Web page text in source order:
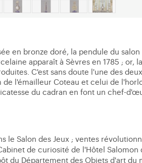
en bronze doré, la pendule du salon
apparaît à Sèvres en 1785 ; or, la
C'est sans doute l'une des deux
de l'émailleur Coteau et celui de
du cadran en font un chef-
le Salon des Jeux ; ventes
de curiosité de l'Hôtel Salomon
du Département des Objets d'art du